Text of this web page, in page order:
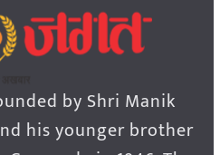
by Shri Manik
his younger brother